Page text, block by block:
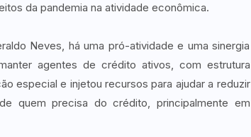
da pandemia na atividade econômica.
Neves, há uma pró-atividade e uma sinergia
agentes de crédito ativos, com estrutura
especial e injetou recursos para ajudar a reduzir
quem precisa do crédito, principalmente em